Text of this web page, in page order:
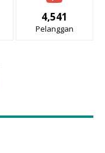
4,541
Pelanggan